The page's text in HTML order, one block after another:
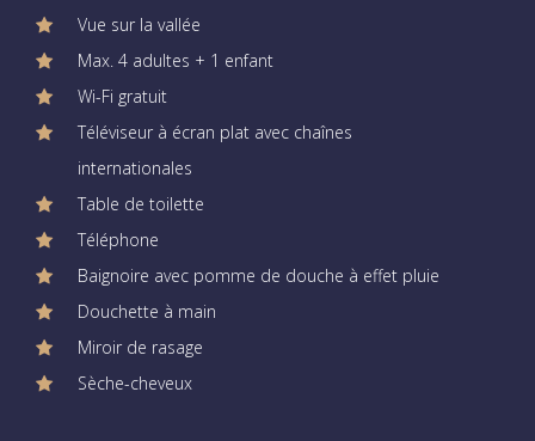
Vue sur la vallée
Max. 4 adultes + 1 enfant
Wi-Fi gratuit
Téléviseur à écran plat avec chaînes
internationales
Table de toilette
Téléphone
Baignoire avec pomme de douche à effet pluie
Douchette à main
Miroir de rasage
Sèche-cheveux